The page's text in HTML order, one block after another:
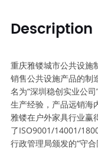
Description
重庆雅镂城市公共设施
销售公共设施产品的制
名为“深圳稳创实业公
生产经验，产品远销海
雅镂在户外家具行业赢
了ISO9001/14001/
行政管理局颁发的“守合